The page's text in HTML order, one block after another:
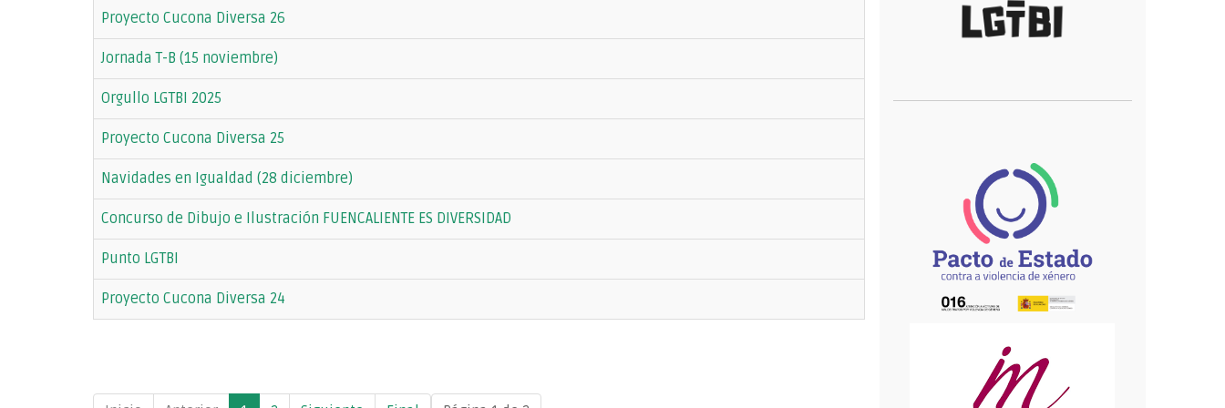
Proyecto Cucona Diversa 26
Jornada T-B (15 noviembre)
Orgullo LGTBI 2025
Proyecto Cucona Diversa 25
Navidades en Igualdad (28 diciembre)
Concurso de Dibujo e Ilustración FUENCALIENTE ES DIVERSIDAD
Punto LGTBI
Proyecto Cucona Diversa 24